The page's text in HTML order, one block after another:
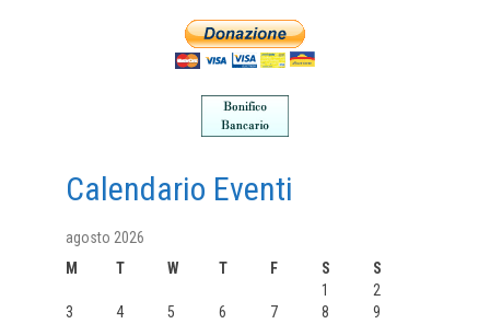
Calendario Eventi
agosto 2026
M
T W T F S
S
1
2
3
4 5 6 7 8 9